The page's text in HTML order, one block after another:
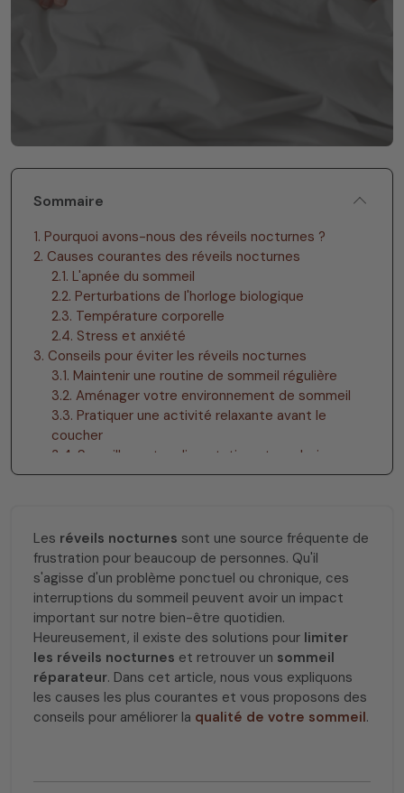
Sommaire
1. Pourquoi avons-nous des réveils nocturnes ?
2. Causes courantes des réveils nocturnes
2.1. L'apnée du sommeil
2.2. Perturbations de l'horloge biologique
2.3. Température corporelle
2.4. Stress et anxiété
3. Conseils pour éviter les réveils nocturnes
3.1. Maintenir une routine de sommeil régulière
3.2. Aménager votre environnement de sommeil
3.3. Pratiquer une activité relaxante avant le
coucher
3.4. Surveiller votre alimentation et vos boissons
3.5. Utiliser des compléments alimentaires
Les réveils nocturnes sont une source fréquente de
frustration pour beaucoup de personnes. Qu'il
s'agisse d'un problème ponctuel ou chronique, ces
interruptions du sommeil peuvent avoir un impact
important sur notre bien-être quotidien.
Heureusement, il existe des solutions pour limiter
les réveils nocturnes et retrouver un sommeil
réparateur. Dans cet article, nous vous expliquons
les causes les plus courantes et vous proposons des
conseils pour améliorer la qualité de votre sommeil.